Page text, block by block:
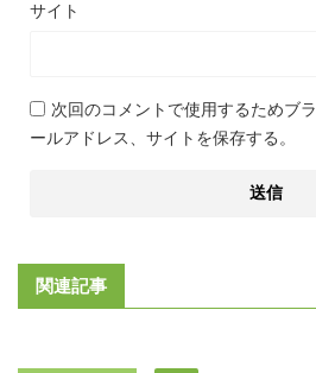
サイト
次回のコメントで使用するためブ
ールアドレス、サイトを保存する。
関連記事